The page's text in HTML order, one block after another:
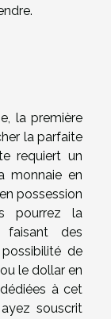
la première
la parfaite
requiert un
monnaie en
possession
pourrez la
faisant des
de
le dollar en
à cet
souscrit